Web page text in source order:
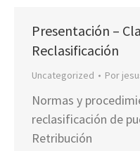
Presentación –
Reclasificación
Uncategorized Por
Normas y
reclasificación de
Retribución